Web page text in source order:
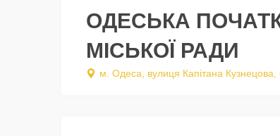
ОДЕСЬКА
МІСЬКОЇ РАДИ
м. Одеса, вулиця Капітана Кузнецова,